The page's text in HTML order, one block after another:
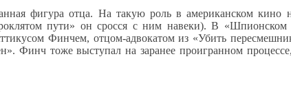
фигура отца. На такую роль в американском кино
пути» он сросся с ним навеки). В «Шпионском
Финчем, отцом-адвокатом из «Убить
Финч тоже выступал на заранее проигранном